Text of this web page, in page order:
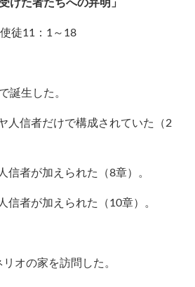
けた者たちへの弁明」
使徒11：1～18
誕生した。
人信者だけで構成されていた（2
者が加えられた（8章）。
者が加えられた（10章）。
オの家を訪問した。